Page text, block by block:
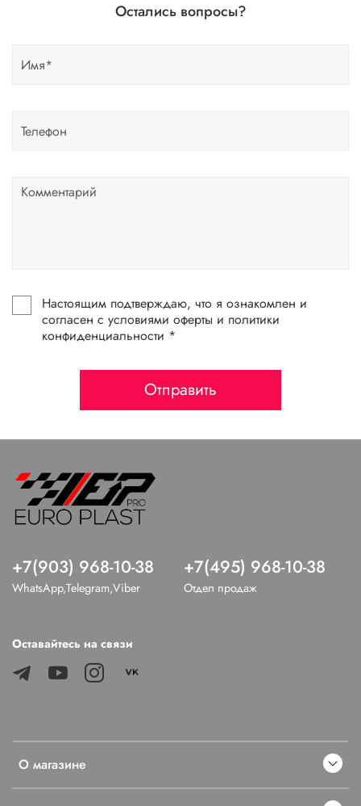
Остались вопросы?
Настоящим подтверждаю, что я ознакомлен и
согласен с условиями оферты и политики
конфиденциальности *
Отправить
О магазине
+7(903) 968-10-38
WhatsApp,Telegram,Viber
+7(495) 968-10-38
Отдел продаж
Оставайтесь на связи